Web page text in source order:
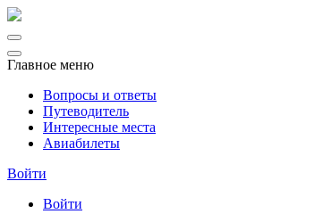
Главное меню
Вопросы и ответы
Путеводитель
Интересные места
Авиабилеты
Войти
Войти